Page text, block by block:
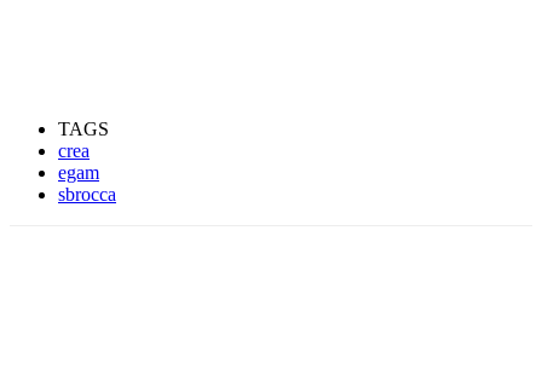
TAGS
crea
egam
sbrocca